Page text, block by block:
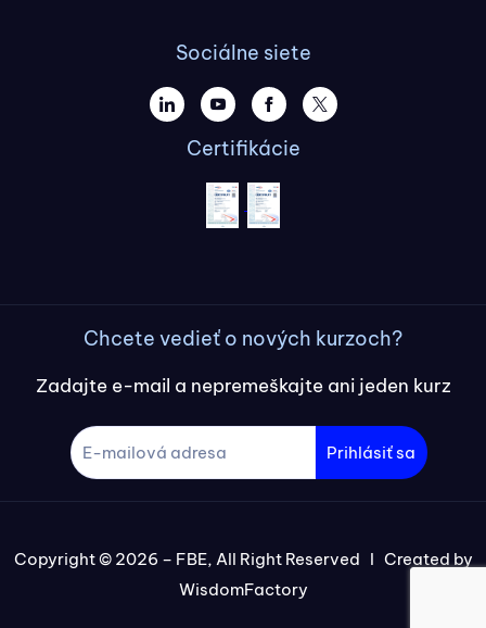
Sociálne siete
Certifikácie
Chcete vedieť o nových kurzoch?
Zadajte e-mail a nepremeškajte ani jeden kurz
Prihlásiť sa
Copyright © 2026 – FBE, All Right Reserved I Created by
WisdomFactory